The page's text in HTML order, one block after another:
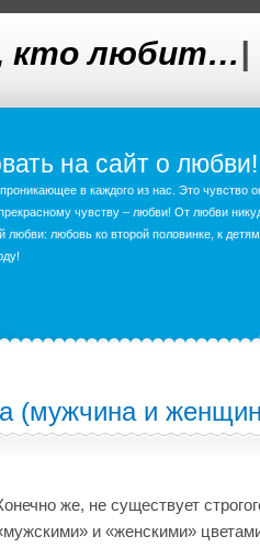
кто любит…|
на сайт о любви!
в каждого из нас. Это чувство
чувству – любви! От любви
любви: любовь ко второй половинке, к
(мужчина и
же, не существует
и «женскими»